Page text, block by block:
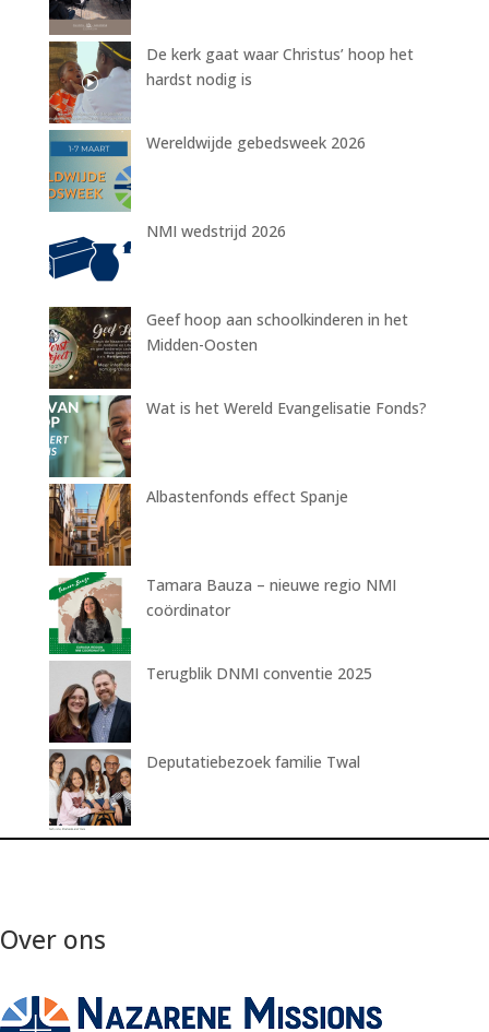
De kerk gaat waar Christus’ hoop het
hardst nodig is
Wereldwijde gebedsweek 2026
NMI wedstrijd 2026
Geef hoop aan schoolkinderen in het
Midden-Oosten
Wat is het Wereld Evangelisatie Fonds?
Albastenfonds effect Spanje
Tamara Bauza – nieuwe regio NMI
coördinator
Terugblik DNMI conventie 2025
Deputatiebezoek familie Twal
Over ons